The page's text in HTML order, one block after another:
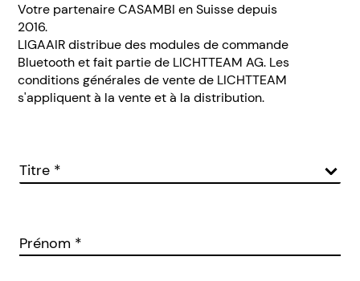
Votre partenaire CASAMBI en Suisse depuis
2016.
LIGAAIR distribue des modules de commande
Bluetooth et fait partie de LICHTTEAM AG. Les
conditions générales de vente de LICHTTEAM
s'appliquent à la vente et à la distribution.
Titre *
Prénom *